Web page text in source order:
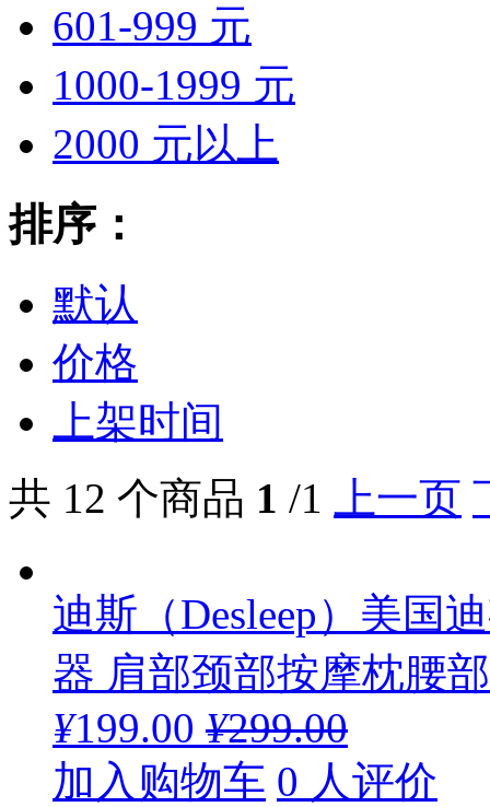
601-999 元
1000-1999 元
2000 元以上
排序：
默认
价格
上架时间
共 12 个商品 1 /1 上一页
迪斯（Desleep）美国
器 肩部颈部按摩枕腰
¥199.00 ¥299.00
加入购物车 0 人评价